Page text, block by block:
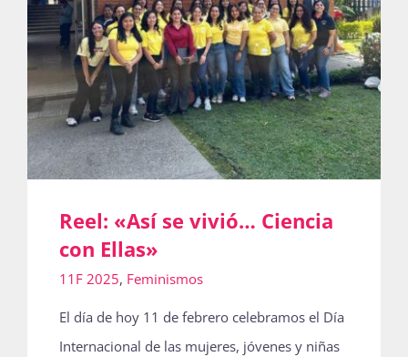
La Boletina
Blog
Recursos
Súmate
Publicaciones
Reel: «Así se vivió… Ciencia
con Ellas»
11F 2025, Feminismos
El día de hoy 11 de febrero celebramos el Día
Internacional de las mujeres, jóvenes y niñas